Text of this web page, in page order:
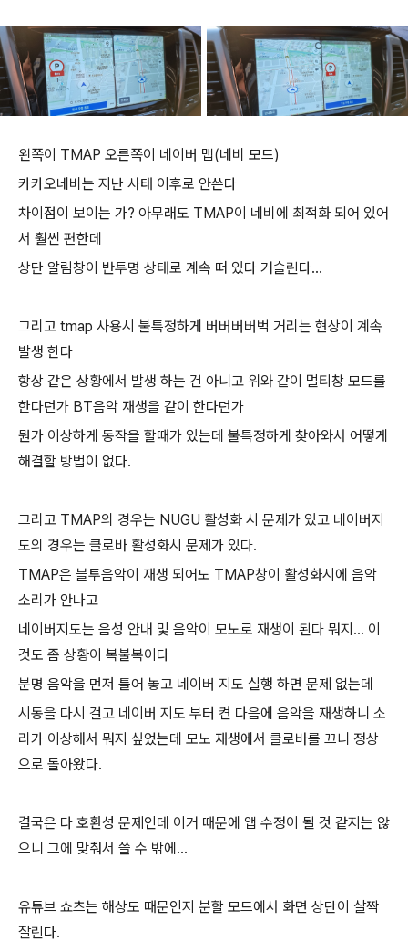
왼쪽이 TMAP 오른쪽이 네이버 맵(네비 모드)
카카오네비는 지난 사태 이후로 안쓴다
차이점이 보이는 가? 아무래도 TMAP이 네비에 최적화 되어 있어
서 훨씬 편한데
상단 알림창이 반투명 상태로 계속 떠 있다 거슬린다...
그리고 tmap 사용시 불특정하게 버버버버벅 거리는 현상이 계속
발생 한다
항상 같은 상황에서 발생 하는 건 아니고 위와 같이 멀티창 모드를
한다던가 BT음악 재생을 같이 한다던가
뭔가 이상하게 동작을 할때가 있는데 불특정하게 찾아와서 어떻게
해결할 방법이 없다.
그리고 TMAP의 경우는 NUGU 활성화 시 문제가 있고 네이버지
도의 경우는 클로바 활성화시 문제가 있다.
TMAP은 블투음악이 재생 되어도 TMAP창이 활성화시에 음악
소리가 안나고
네이버지도는 음성 안내 및 음악이 모노로 재생이 된다 뭐지... 이
것도 좀 상황이 복불복이다
분명 음악을 먼저 틀어 놓고 네이버 지도 실행 하면 문제 없는데
시동을 다시 걸고 네이버 지도 부터 켠 다음에 음악을 재생하니 소
리가 이상해서 뭐지 싶었는데 모노 재생에서 클로바를 끄니 정상
으로 돌아왔다.
결국은 다 호환성 문제인데 이거 때문에 앱 수정이 될 것 같지는 않
으니 그에 맞춰서 쓸 수 밖에...
유튜브 쇼츠는 해상도 때문인지 분할 모드에서 화면 상단이 살짝
잘린다.